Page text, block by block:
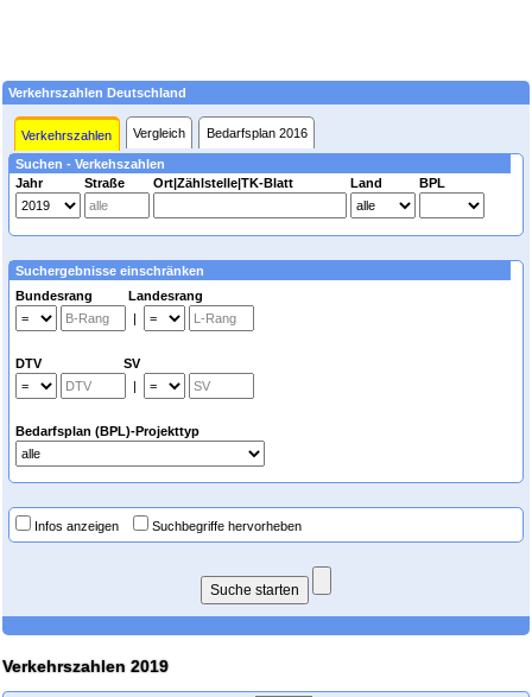
Verkehrszahlen Deutschland
Verkehrszahlen Vergleich Bedarfsplan 2016
Suchen - Verkehszahlen
Jahr
Straße Ort|Zählstelle|TK-Blatt Land BPL
Suchergebnisse einschränken
Bundesrang Landesrang
|
DTV SV
|
Bedarfsplan (BPL)-Projekttyp
Infos anzeigen Suchbegriffe hervorheben
Verkehrszahlen 2019